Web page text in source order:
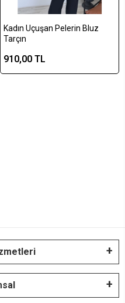
Kadın Uçuşan Pelerin Bluz
Tarçın
910,00 TL